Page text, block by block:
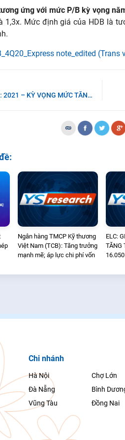
ứng với mức P/B kỳ vọng
1,3x. Mức định giá của HDB là
note_edited (Trans
VINHOMES (VHM): 2021 – KỲ VỌNG MỨC TĂNG TRƯỞNG HAI CHỮ SỐ
Ngân hàng TMCP Kỹ thương
Việt Nam (TCB): Tăng trưởng
mạnh mẽ; áp lực chi phí vốn
ELC:
TĂNG
Chi nhánh
Hà Nội
Chợ Lớn
Đà Nẵng
Bình
Vũng Tàu
Đồng Nai